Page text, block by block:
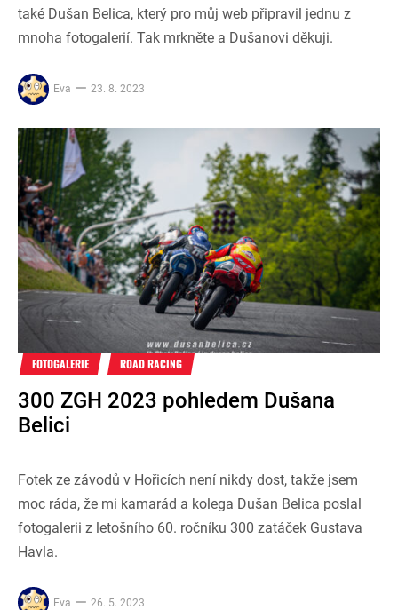
také Dušan Belica, který pro můj web připravil jednu z
mnoha fotogalerií. Tak mrkněte a Dušanovi děkuji.
Eva 23. 8. 2023
FOTOGALERIE ROAD RACING
300 ZGH 2023 pohledem Dušana
Belici
Fotek ze závodů v Hořicích není nikdy dost, takže jsem
moc ráda, že mi kamarád a kolega Dušan Belica poslal
fotogalerii z letošního 60. ročníku 300 zatáček Gustava
Havla.
Eva 26. 5. 2023